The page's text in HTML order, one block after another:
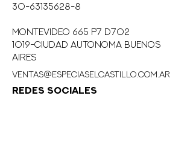
30-63135628-8
MONTEVIDEO 665 P7 D702
1019-CIUDAD AUTONOMA BUENOS
AIRES
ventas@especiaselcastillo.com.ar
REDES SOCIALES